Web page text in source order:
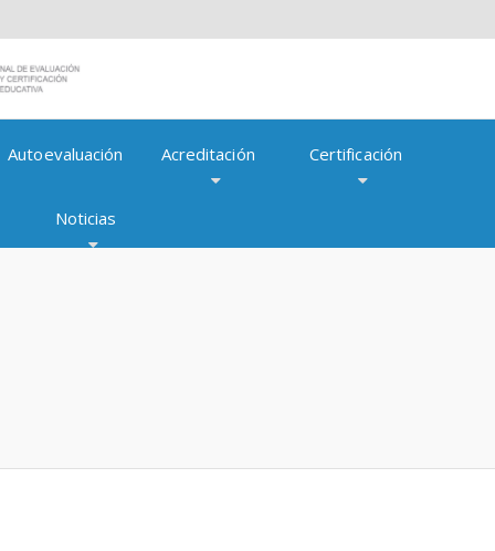
Autoevaluación Acreditación Certificación
Noticias